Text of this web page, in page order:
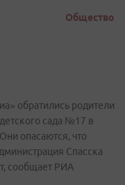
Общество
обратились родители
сада №17 в
опасаются, что
Спасска
сообщает РИА